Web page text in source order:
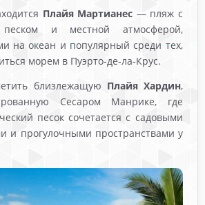
Плайя Мартианес — пляж с
песком и местной атмосферой,
на океан и популярный среди тех,
морем в Пуэрто-де-ла-Крус.
близлежащую Плайя Хардин,
Сесаром Манрике, где
песок сочетается с садовыми
и прогулочными пространствами у